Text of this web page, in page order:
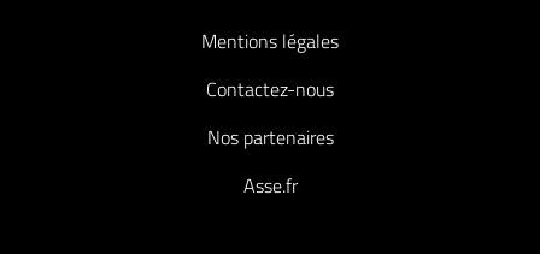
Mentions légales
Contactez-nous
Nos partenaires
Asse.fr